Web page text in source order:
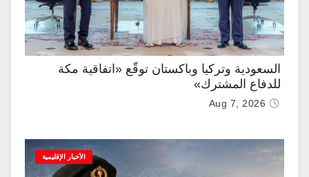
السعودية وتركيا وباكستان توقّع «اتفاقية مكة
للدفاع المشترك»
Aug 7, 2026
الأخبار الإقليمية